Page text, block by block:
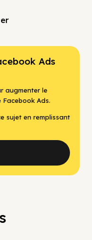
Ads
augmenter le
Ads.
sujet en remplissant